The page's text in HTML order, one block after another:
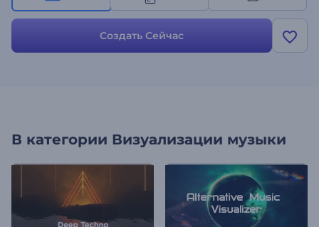
привлечь новых поклонников. Этот шаблон идеально подходит
для новых релизов, каверов, продвижения треков и ремиксов.
Создать Сейчас
В категории Визуализации музыки